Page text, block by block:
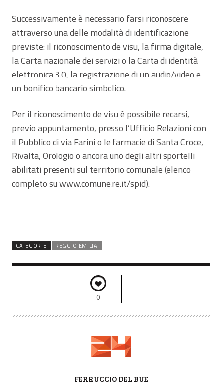
Successivamente è necessario farsi riconoscere
attraverso una delle modalità di identificazione
previste: il riconoscimento de visu, la firma digitale,
la Carta nazionale dei servizi o la Carta di identità
elettronica 3.0, la registrazione di un audio/video e
un bonifico bancario simbolico.
Per il riconoscimento de visu è possibile recarsi,
previo appuntamento, presso l’Ufficio Relazioni con
il Pubblico di via Farini o le farmacie di Santa Croce,
Rivalta, Orologio o ancora uno degli altri sportelli
abilitati presenti sul territorio comunale (elenco
completo su www.comune.re.it/spid).
CATEGORIE REGGIO EMILIA
0
FERRUCCIO DEL BUE